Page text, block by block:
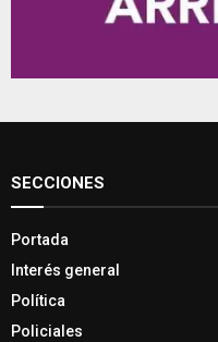
SECCIONES
Portada
Interés general
Política
Policiales